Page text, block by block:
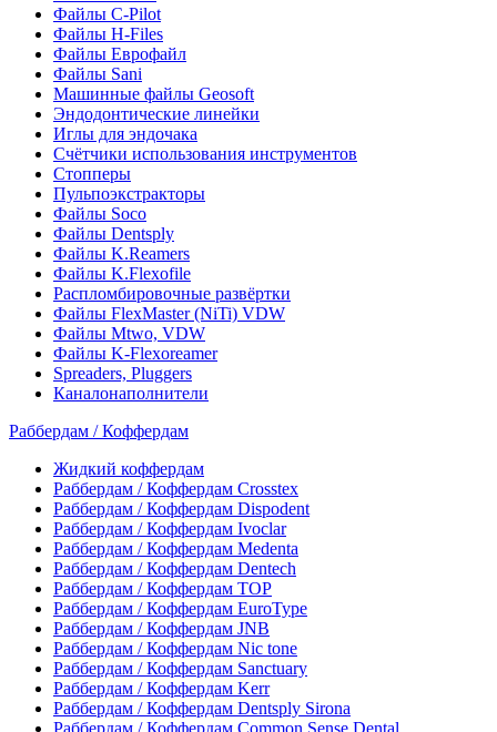
Файлы C-Pilot
Файлы H-Files
Файлы Еврофайл
Файлы Sani
Машинные файлы Geosoft
Эндодонтические линейки
Иглы для эндочака
Счётчики использования инструментов
Стопперы
Пульпоэкстракторы
Файлы Soco
Файлы Dentsply
Файлы K.Reamers
Файлы K.Flexofile
Распломбировочные развёртки
Файлы FlexMaster (NiTi) VDW
Файлы Mtwo, VDW
Файлы K-Flexoreamer
Spreaders, Pluggers
Каналонаполнители
Раббердам / Коффердам
Жидкий коффердам
Раббердам / Коффердам Crosstex
Раббердам / Коффердам Dispodent
Раббердам / Коффердам Ivoclar
Раббердам / Коффердам Medenta
Раббердам / Коффердам Dentech
Раббердам / Коффердам ТОР
Раббердам / Коффердам EuroType
Раббердам / Коффердам JNB
Раббердам / Коффердам Nic tone
Раббердам / Коффердам Sanctuary
Раббердам / Коффердам Kerr
Раббердам / Коффердам Dentsply Sirona
Раббердам / Коффердам Common Sense Dental